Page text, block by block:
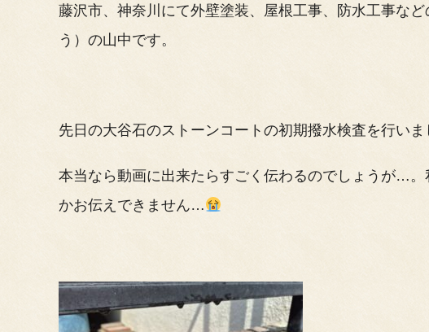
藤沢市、神奈川にて外壁塗装、屋根工事、防水工事な
う）の山中です。
先日の大谷石のストーンコートの初期撥水検査を行いま
本当なら動画に出来たらすごく伝わるのでしょうが…
かお伝えできません…